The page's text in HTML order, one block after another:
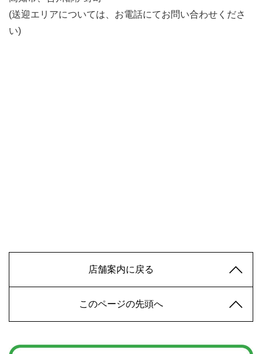
(送迎エリアについては、お電話にてお問い合わせくださ
い)
店舗案内に戻る
このページの先頭へ